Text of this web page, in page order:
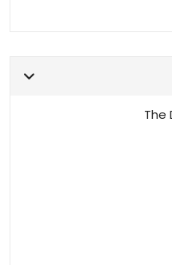
The